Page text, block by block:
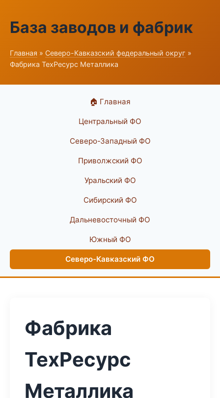
База заводов и фабрик
Главная » Северо-Кавказский федеральный округ »
Фабрика ТехРесурс Металлика
🏠 Главная
Центральный ФО
Северо-Западный ФО
Приволжский ФО
Уральский ФО
Сибирский ФО
Дальневосточный ФО
Южный ФО
Северо-Кавказский ФО
Фабрика
ТехРесурс
Металлика